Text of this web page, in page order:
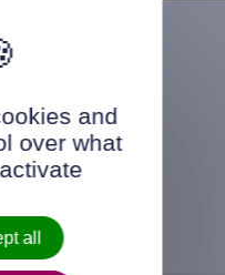
and
over what
all